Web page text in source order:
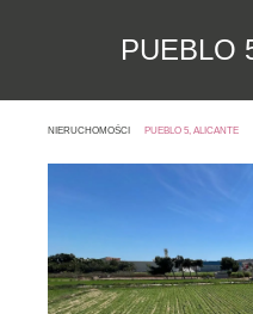
PUEBLO
NIERUCHOMOŚCI PUEBLO 5, ALICANTE